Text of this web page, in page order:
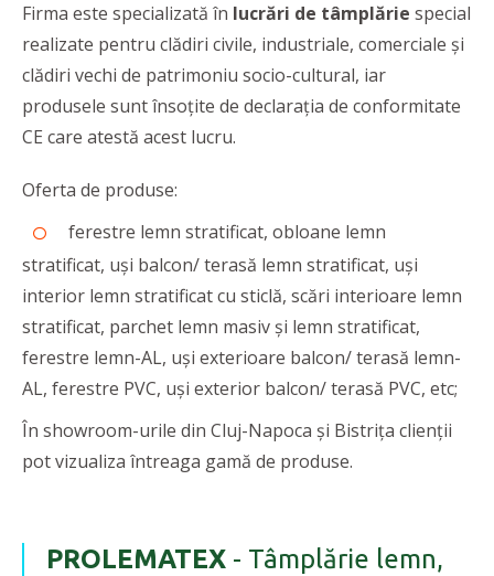
Firma este specializată în lucrări de tâmplărie special
realizate pentru clădiri civile, industriale, comerciale și
clădiri vechi de patrimoniu socio-cultural, iar
produsele sunt însoțite de declarația de conformitate
CE care atestă acest lucru.
Oferta de produse:
ferestre lemn stratificat, obloane lemn
stratificat, uși balcon/ terasă lemn stratificat, uși
interior lemn stratificat cu sticlă, scări interioare lemn
stratificat, parchet lemn masiv și lemn stratificat,
ferestre lemn-AL, uși exterioare balcon/ terasă lemn-
AL, ferestre PVC, uși exterior balcon/ terasă PVC, etc;
În showroom-urile din Cluj-Napoca și Bistrița clienții
pot vizualiza întreaga gamă de produse.
PROLEMATEX - Tâmplărie lemn,